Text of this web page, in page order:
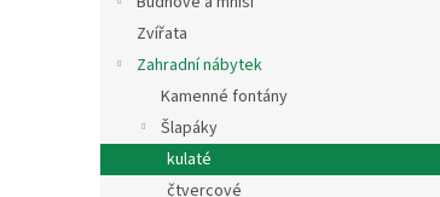
Zvířata
Zahradní nábytek
Kamenné fontány
Šlapáky
kulaté
čtvercové